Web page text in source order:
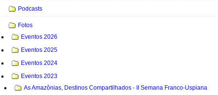
Podcasts
Fotos
Eventos 2026
Eventos 2025
Eventos 2024
Eventos 2023
As Amazônias, Destinos Compartilhados - II Semana Franco-Uspiana